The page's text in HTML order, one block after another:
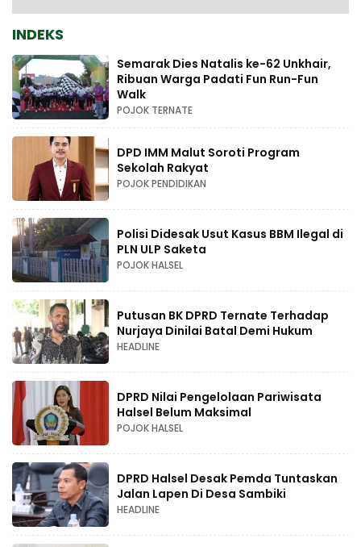
INDEKS
Semarak Dies Natalis ke-62 Unkhair,
Ribuan Warga Padati Fun Run-Fun
Walk
POJOK TERNATE
DPD IMM Malut Soroti Program
Sekolah Rakyat
POJOK PENDIDIKAN
Polisi Didesak Usut Kasus BBM Ilegal di
PLN ULP Saketa
POJOK HALSEL
Putusan BK DPRD Ternate Terhadap
Nurjaya Dinilai Batal Demi Hukum
HEADLINE
DPRD Nilai Pengelolaan Pariwisata
Halsel Belum Maksimal
POJOK HALSEL
DPRD Halsel Desak Pemda Tuntaskan
Jalan Lapen Di Desa Sambiki
HEADLINE